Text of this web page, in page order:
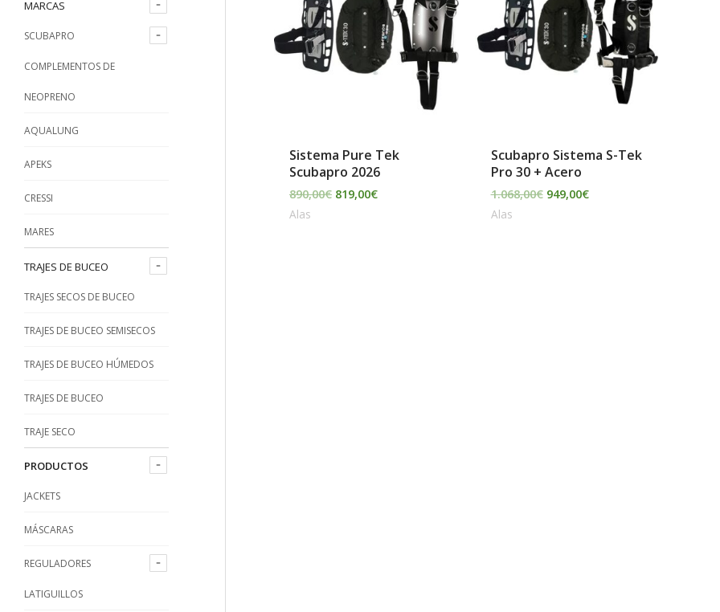
MARCAS
SCUBAPRO
COMPLEMENTOS DE
NEOPRENO
AQUALUNG
APEKS
CRESSI
MARES
TRAJES DE BUCEO
TRAJES SECOS DE BUCEO
TRAJES DE BUCEO SEMISECOS
TRAJES DE BUCEO HÚMEDOS
TRAJES DE BUCEO
TRAJE SECO
PRODUCTOS
JACKETS
MÁSCARAS
REGULADORES
LATIGUILLOS
Sistema Pure Tek
Scubapro 2026
890,00€
890,00€.
819,00€
819,00€.
Alas
Scubapro Sistema S-Tek
Pro 30 + Acero
1.068,00€
1.068,00€.
949,00€
949,00€.
Alas